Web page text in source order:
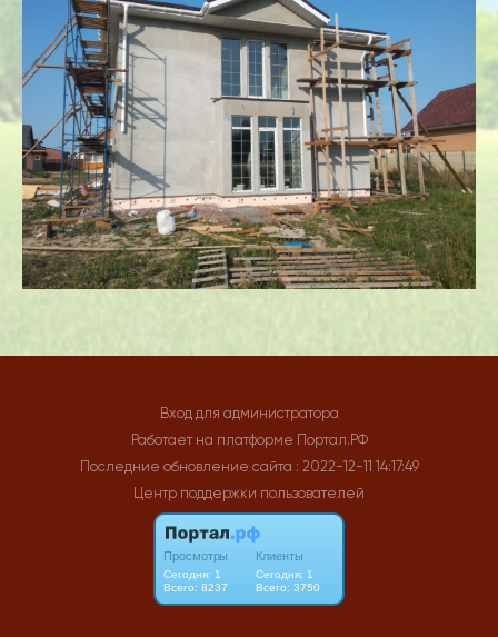
Вход для администратора
Работает на платформе Портал.РФ
Последние обновление сайта : 2022-12-11 14:17:49
Центр поддержки пользователей